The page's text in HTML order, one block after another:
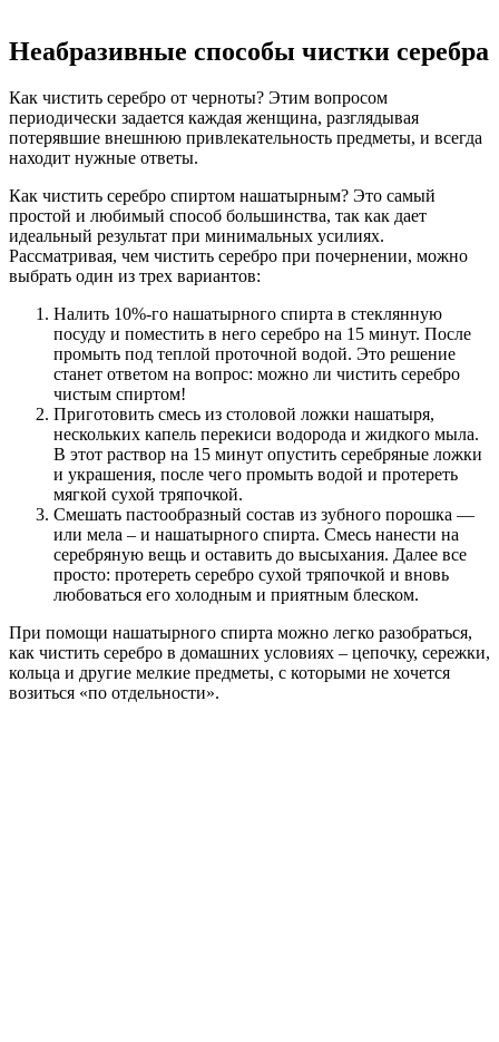
Неабразивные способы чистки серебра
Как чистить серебро от черноты? Этим вопросом
периодически задается каждая женщина, разглядывая
потерявшие внешнюю привлекательность предметы, и всегда
находит нужные ответы.
Как чистить серебро спиртом нашатырным? Это самый
простой и любимый способ большинства, так как дает
идеальный результат при минимальных усилиях.
Рассматривая, чем чистить серебро при почернении, можно
выбрать один из трех вариантов:
Налить 10%-го нашатырного спирта в стеклянную
посуду и поместить в него серебро на 15 минут. После
промыть под теплой проточной водой. Это решение
станет ответом на вопрос: можно ли чистить серебро
чистым спиртом!
Приготовить смесь из столовой ложки нашатыря,
нескольких капель перекиси водорода и жидкого мыла.
В этот раствор на 15 минут опустить серебряные ложки
и украшения, после чего промыть водой и протереть
мягкой сухой тряпочкой.
Смешать пастообразный состав из зубного порошка —
или мела – и нашатырного спирта. Смесь нанести на
серебряную вещь и оставить до высыхания. Далее все
просто: протереть серебро сухой тряпочкой и вновь
любоваться его холодным и приятным блеском.
При помощи нашатырного спирта можно легко разобраться,
как чистить серебро в домашних условиях – цепочку, сережки,
кольца и другие мелкие предметы, с которыми не хочется
возиться «по отдельности».